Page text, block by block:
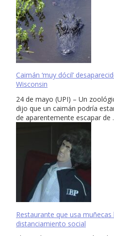
Caimán ‘muy dócil’
Wisconsin
24 de mayo (UPI) – Un
dijo que un caimán podría
de aparentemente escapar de
Restaurante que usa
distanciamiento social